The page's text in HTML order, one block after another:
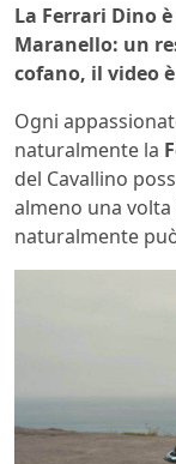
La Ferrari Dino
Maranello: un
cofano, il video
Ogni
naturalmente la
del Cavallino
almeno una volta
naturalmente